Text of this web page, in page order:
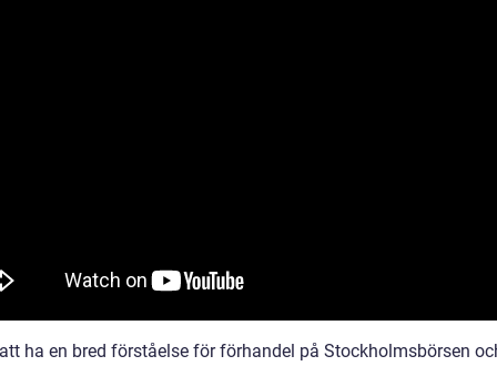
ha en bred förståelse för förhandel på Stockholmsbörsen